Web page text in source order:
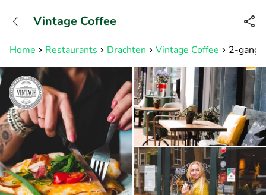
Erreichbar bis 23:00 Uhr (max
0,09€/Min)
Home Restaurants Drachten Vintage Coffee 2-
Vintage Coffee